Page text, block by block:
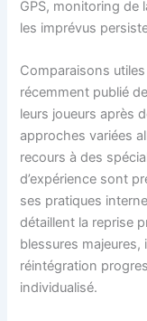
GPS, monitoring de
les imprévus
Comparaisons
récemment publié
leurs joueurs après
approches variées
recours à des
d’expérience sont
ses pratiques
détaillent la reprise
blessures
réintégration
individualisé.